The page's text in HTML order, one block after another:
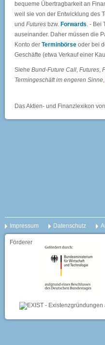
bequeme Übertragbarkeit an
weil sie von der Entwicklung des
und Futures bzw. Forwards. - Bei
auseinander. Daher müssen die
Konto der Terminbörse oder bei
Geschäfte (etwa Verkauf einer
Siehe Bund-Future Call, Futures,
Termingeschäft im engeren Sinne,
Das Aktien- und Finanzlexikon
Impressum Datenschutz
Förderer